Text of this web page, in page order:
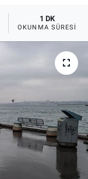
1 DK
OKUNMA SÜRESI